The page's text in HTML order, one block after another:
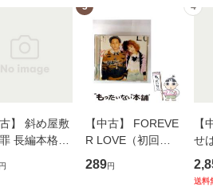
古】 斜め屋敷
長編本格推
(光文社文
島田荘司 / 光
円
3
【中古】 FOREVE
R LOVE（初回生
産限定盤） / 清水
翔太×加藤ミリヤ /
289円
4
【
せ
タ
送料